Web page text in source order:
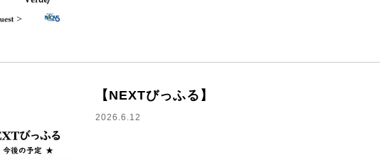
【NEXTびっふる】
2026.6.12